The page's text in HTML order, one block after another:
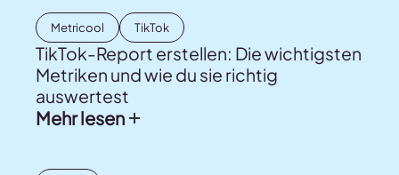
Metricool TikTok
TikTok-Report erstellen: Die wichtigsten
Metriken und wie du sie richtig
auswertest
Mehr lesen